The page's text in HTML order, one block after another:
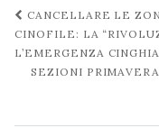
Navigazione
post
CANCELLARE LE
CINOFILE: LA
L’EMERGENZA
SEZIONI